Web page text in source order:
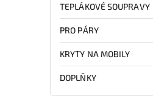
TEPLÁKOVÉ SOUPRAVY
PRO PÁRY
KRYTY NA MOBILY
DOPLŇKY